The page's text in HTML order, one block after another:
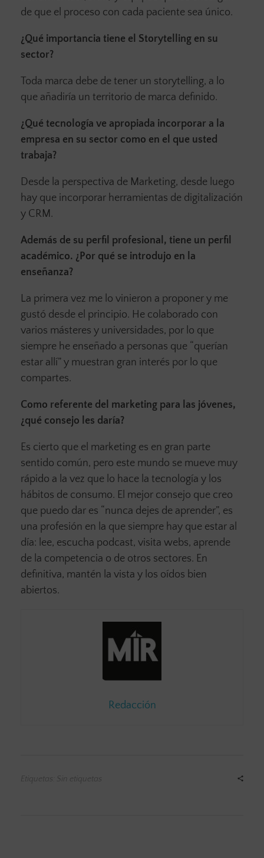
de que el proceso con cada paciente sea único.
¿Qué importancia tiene el Storytelling en su
sector?
Toda marca debe de tener un storytelling, a lo
que añadiría un territorio de marca definido.
¿Qué tecnología ve apropiada incorporar a la
empresa en su sector como en el que usted
trabaja?
Desde la perspectiva de Marketing, desde luego
hay que incorporar herramientas de digitalización
y CRM.
Además de su perfil profesional, tiene un perfil
académico. ¿Por qué se introdujo en la
enseñanza?
La primera vez me lo vinieron a proponer y me
gustó desde el principio. He colaborado con
varios másteres y universidades, por lo que
siempre he enseñado a personas que “querían
estar allí” y muestran gran interés por lo que
compartes.
Como referente del marketing para las jóvenes,
¿qué consejo les daría?
Es cierto que el marketing es en gran parte
sentido común, pero este mundo se mueve muy
rápido a la vez que lo hace la tecnología y los
hábitos de consumo. El mejor consejo que creo
que puedo dar es “nunca dejes de aprender”, es
una profesión en la que siempre hay que estar al
día: lee, escucha podcast, visita webs, aprende
de la competencia o de otros sectores. En
definitiva, mantén la vista y los oídos bien
abiertos.
Redacción
Etiquetas: Sin etiquetas